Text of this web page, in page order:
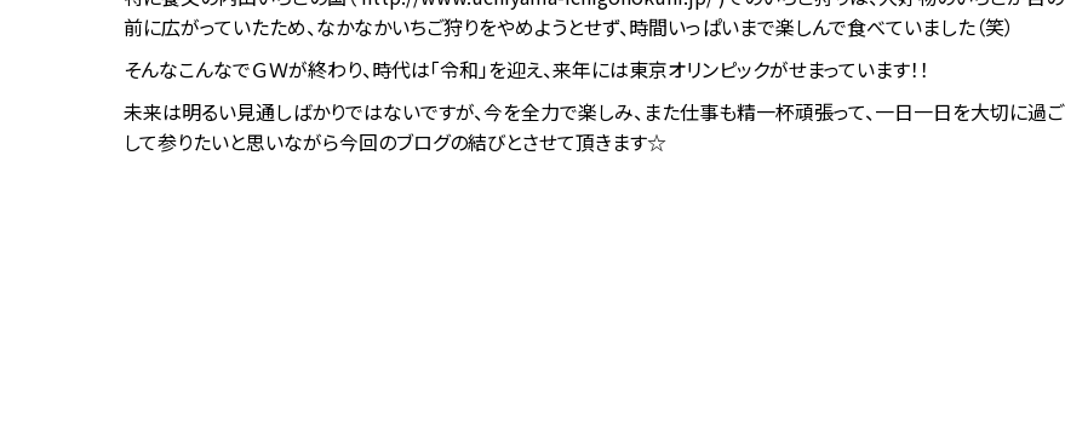
前に広がっていたため、なかなかいちご狩りをやめようとせず、時間いっぱいまで楽しんで食べていました（笑）
そんなこんなでＧＷが終わり、時代は「令和」を迎え、来年には東京オリンピックがせまっています！！
未来は明るい見通しばかりではないですが、今を全力で楽しみ、また仕事も精一杯頑張って、一日一日を大切に過ご
して参りたいと思いながら今回のブログの結びとさせて頂きます☆